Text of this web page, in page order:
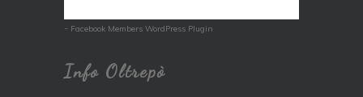
- Facebook Members WordPress Plugin
Info Oltrepò